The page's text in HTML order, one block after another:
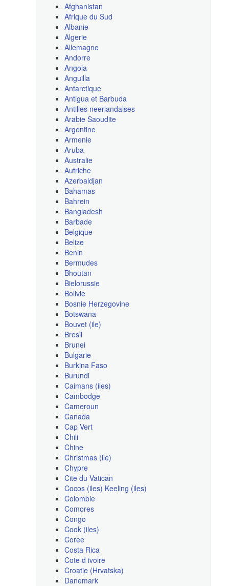
Afghanistan
Afrique du Sud
Albanie
Algerie
Allemagne
Andorre
Angola
Anguilla
Antarctique
Antigua et Barbuda
Antilles neerlandaises
Arabie Saoudite
Argentine
Armenie
Aruba
Australie
Autriche
Azerbaidjan
Bahamas
Bahrein
Bangladesh
Barbade
Belgique
Belize
Benin
Bermudes
Bhoutan
Bielorussie
Bolivie
Bosnie Herzegovine
Botswana
Bouvet (ile)
Bresil
Brunei
Bulgarie
Burkina Faso
Burundi
Caimans (iles)
Cambodge
Cameroun
Canada
Cap Vert
Chili
Chine
Christmas (ile)
Chypre
Cite du Vatican
Cocos (iles) Keeling (iles)
Colombie
Comores
Congo
Cook (iles)
Coree
Costa Rica
Cote d ivoire
Croatie (Hrvatska)
Danemark